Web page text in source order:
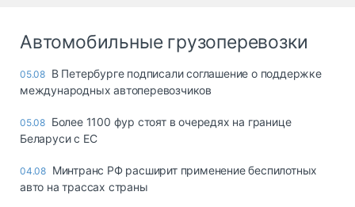
Автомобильные грузоперевозки
05.08 В Петербурге подписали соглашение о поддержке
международных автоперевозчиков
05.08 Более 1100 фур стоят в очередях на границе
Беларуси с ЕС
04.08 Минтранс РФ расширит применение беспилотных
авто на трассах страны